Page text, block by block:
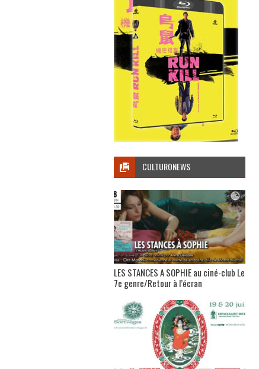
CULTURONEWS
LES STANCES A SOPHIE au ciné-club Le
7e genre/Retour à l’écran